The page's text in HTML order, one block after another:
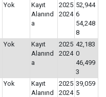
Yok
Kayıt
Alanınd
a
2025
2024
52,944
6
54,248
8
Yok
Kayıt
Alanınd
a
2025
2024
42,183
0
46,499
3
Yok
Kayıt
Alanınd
2025
2024
39,059
5